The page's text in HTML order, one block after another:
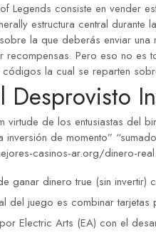
Legends consiste en vender
estructura central
la que deberás enviar
Pero eso no
la cual se reparten
Desprovisto
de los entusiastas del
de momento”
casinos-ar.org/dinero-real
ganar dinero true (sin invertir)
juego es combinar
Electric Arts (EA) con el